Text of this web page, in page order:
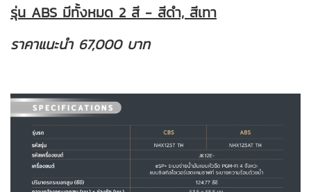
รุ่น ABS มีทั้งหมด 2 สี - สีดำ, สีเทา
ราคาแนะนำ 67,000 บาท